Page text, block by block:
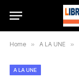
Home » A LA UNE »
A LA UNE